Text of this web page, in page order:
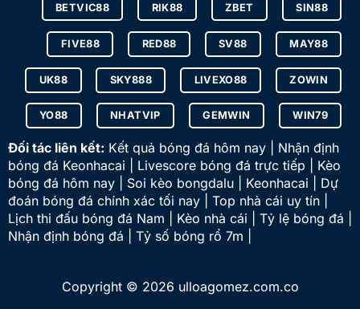
BETVIC88 RIK88 ZBET SIN88
FIVE88 RED88 SV88 MAY88
UK88 SKY888 LIVEXO88 ZOWIN
YO88 NHATVIP GEMWIN WIN79
Đối tác liên kết: Kết quả bóng đá hôm nay | Nhận định
bóng đá Keonhacai | Livescore bóng đá trực tiếp | Kèo
bóng đá hôm nay | Soi kèo bongdalu | Keonhacai | Dự
đoán bóng đá chính xác tối nay | Top nhà cái uy tín |
Lịch thi đấu bóng đá Nam | Kèo nhà cái | Tỷ lệ bóng đá |
Nhận định bóng đá | Tỷ số bóng rổ 7m |
Copyright © 2026 ulloagomez.com.co